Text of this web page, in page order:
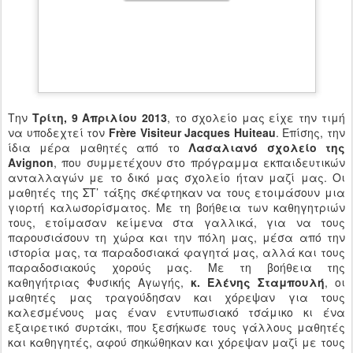
Την Τρίτη, 9 Απριλίου 2013, το σχολείο μας είχε την τιμή
να υποδεχτεί τον Frère Visiteur Jacques Huiteau. Επίσης, την
ίδια μέρα μαθητές από τοΛασαλιανό σχολείο της
Avignon, που συμμετέχουν στο πρόγραμμα εκπαιδευτικών
ανταλλαγών με το δικό μας σχολείο ήταν μαζί μας. Οι
μαθητές της ΣΤ’ τάξης σκέφτηκαν να τους ετοιμάσουν μια
γιορτή καλωσορίσματος. Με τη βοήθεια των καθηγητριών
τους, ετοίμασαν κείμενα στα γαλλικά, για να τους
παρουσιάσουν τη χώρα και την πόλη μας, μέσα από την
ιστορία μας, τα παραδοσιακά φαγητά μας, αλλά και τους
παραδοσιακούς χορούς μας. Με τη βοήθεια της
καθηγήτριας Φυσικής Αγωγής, κ. Ελένης Σταμπουλή, οι
μαθητές μας τραγούδησαν και χόρεψαν για τους
καλεσμένους μας έναν εντυπωσιακό τσάμικο κι ένα
εξαιρετικό συρτάκι, που ξεσήκωσε τους γάλλους μαθητές
και καθηγητές, αφού σηκώθηκαν και χόρεψαν μαζί με τους